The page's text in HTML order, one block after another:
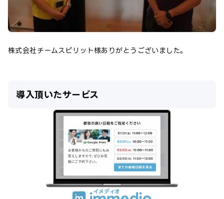
株式会社チームスピリット様ありがとうございました。
導入頂いたサービス